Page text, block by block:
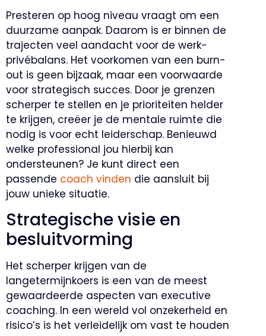
Presteren op hoog niveau vraagt om een
duurzame aanpak. Daarom is er binnen de
trajecten veel aandacht voor de werk-
privébalans. Het voorkomen van een burn-
out is geen bijzaak, maar een voorwaarde
voor strategisch succes. Door je grenzen
scherper te stellen en je prioriteiten helder
te krijgen, creëer je de mentale ruimte die
nodig is voor echt leiderschap. Benieuwd
welke professional jou hierbij kan
ondersteunen? Je kunt direct een
passende coach vinden die aansluit bij
jouw unieke situatie.
Strategische visie en
besluitvorming
Het scherper krijgen van de
langetermijnkoers is een van de meest
gewaardeerde aspecten van executive
coaching. In een wereld vol onzekerheid en
risico’s is het verleidelijk om vast te houden